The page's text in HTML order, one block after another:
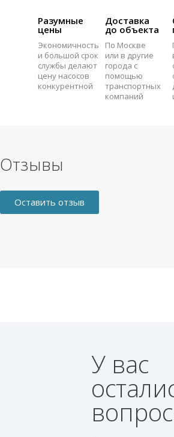
Разумные
цены
Экономичность
и большой срок
службы делают
цену насосов
конкурентной
Доставка
до объекта
По Москве
или в другие
города с
помощью
транспортных
компаний
Отзывы
Оставить отзыв
У вас